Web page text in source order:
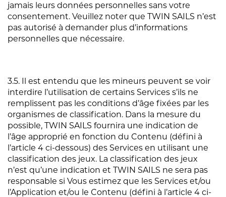
jamais leurs données personnelles sans votre
consentement. Veuillez noter que TWIN SAILS n’est
pas autorisé à demander plus d’informations
personnelles que nécessaire.
3.5. Il est entendu que les mineurs peuvent se voir
interdire l’utilisation de certains Services s’ils ne
remplissent pas les conditions d’âge fixées par les
organismes de classification. Dans la mesure du
possible, TWIN SAILS fournira une indication de
l’âge approprié en fonction du Contenu (défini à
l’article 4 ci-dessous) des Services en utilisant une
classification des jeux. La classification des jeux
n’est qu’une indication et TWIN SAILS ne sera pas
responsable si Vous estimez que les Services et/ou
l’Application et/ou le Contenu (défini à l’article 4 ci-